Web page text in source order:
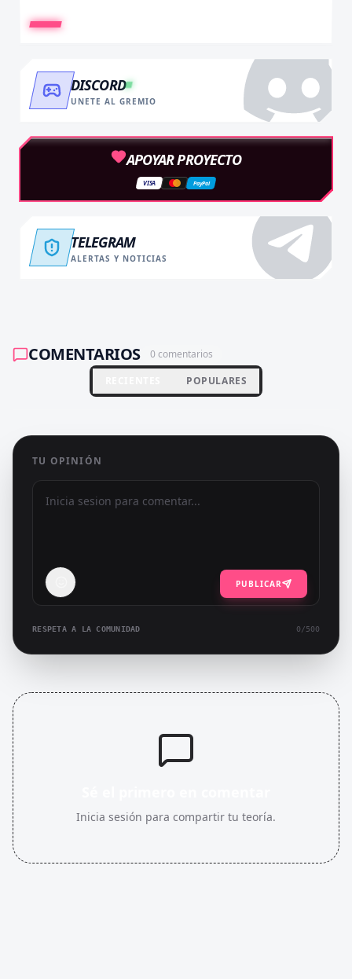
DISCORD
UNETE AL GREMIO
APOYAR PROYECTO
VISA PayPal
TELEGRAM
ALERTAS Y NOTICIAS
COMENTARIOS 0 comentarios
POPULARES
TU OPINIÓN
PUBLICAR
RESPETA A LA COMUNIDAD 0/500
Inicia sesión para compartir tu teoría.